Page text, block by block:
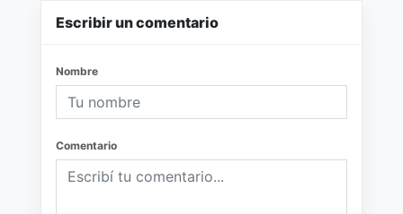
Escribir un comentario
Nombre
Comentario